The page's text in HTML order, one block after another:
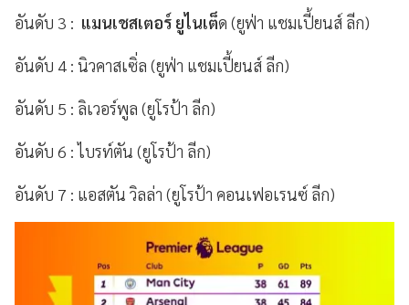
อันดับ 3 : แมนเชสเตอร์ ยูไนเต็ด (ยูฟ่า แชมเปี้ยนส์ ลีก)
อันดับ 4 : นิวคาสเซิ่ล (ยูฟ่า แชมเปี้ยนส์ ลีก)
อันดับ 5 : ลิเวอร์พูล (ยูโรป้า ลีก)
อันดับ 6 : ไบรท์ตัน (ยูโรป้า ลีก)
อันดับ 7 : แอสตัน วิลล่า (ยูโรป้า คอนเฟอเรนซ์ ลีก)